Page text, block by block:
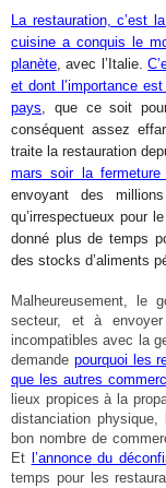
La restauration, c’est
cuisine a conquis le
planète, avec l’Italie.
et dont l’importance
pays, que ce soit
conséquent assez
traite la restauration
mars soir la
envoyant des
qu’irrespectueux pour
donné plus de temps
des stocks d’aliments
Malheureusement, le
secteur, et à
incompatibles avec la
demande pourquoi les
que les autres
lieux propices à la
distanciation
bon nombre de
Et l’annonce du
temps pour les